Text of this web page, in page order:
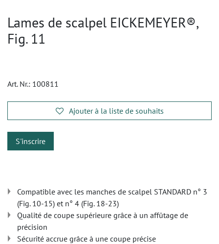
Lames de scalpel EICKEMEYER®,
Fig. 11
Art. Nr.: 100811
Ajouter à la liste de souhaits
S'inscrire
Compatible avec les manches de scalpel STANDARD n° 3
(Fig. 10-15) et n° 4 (Fig. 18-23)
Qualité de coupe supérieure grâce à un affûtage de
précision
Sécurité accrue grâce à une coupe précise